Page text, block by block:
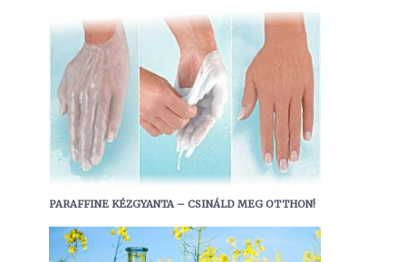
PARAFFINE KÉZGYANTA – CSINÁLD MEG OTTHON!